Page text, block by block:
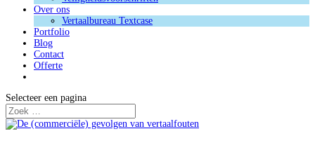
Over ons
Vertaalbureau Textcase
Portfolio
Blog
Contact
Offerte
Selecteer een pagina